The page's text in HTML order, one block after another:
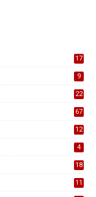
17
9
22
67
12
4
18
11